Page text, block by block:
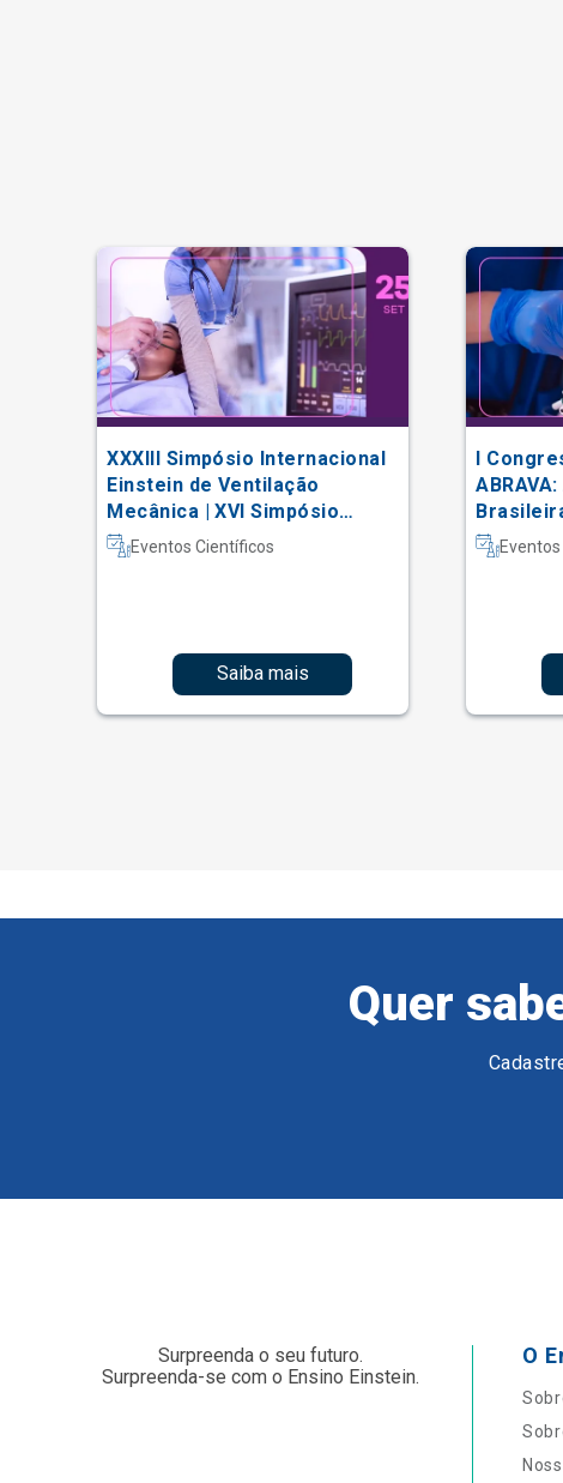
XXXIII Simpósio Internacional
Einstein de Ventilação
Mecânica | XVI Simpósio
Internacional Einstein de
Fisioterapia em Terapia
Eventos Científicos
Saiba mais
I
Quer
Surpreenda o seu futuro.
Surpreenda-se com o Ensino Einstein.
O